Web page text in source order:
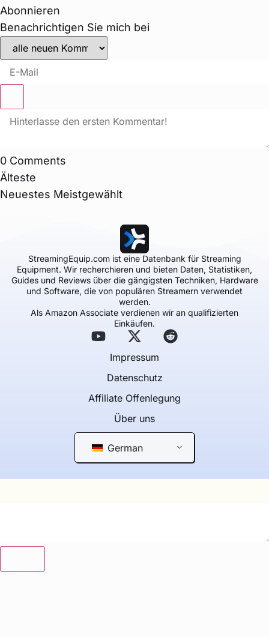
Abonnieren
Benachrichtigen Sie mich bei
0 Comments
Älteste
Neuestes Meistgewählt
StreamingEquip.com ist eine Datenbank für Streaming
Equipment. Wir recherchieren und bieten Daten, Statistiken,
Guides und Reviews über die gängigsten Techniken, Hardware
und Software, die von populären Streamern verwendet
werden.
Als Amazon Associate verdienen wir an qualifizierten
Einkäufen.
Impressum
Datenschutz
Affiliate Offenlegung
Über uns
German